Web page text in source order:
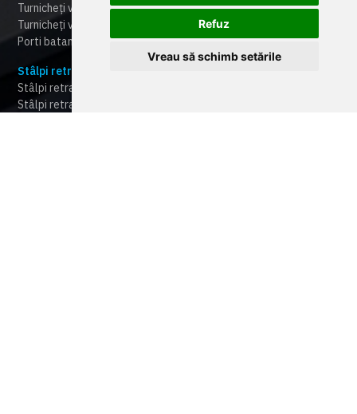
Refuz
Vreau să schimb setările
Turnicheți verticali "full-height"
Turnicheți verticali la semi-înălțime
Porti batante automate
Stâlpi retractabili automati
Stâlpi retractabili automați certificați la impact HBD
Stâlpi retractabili automați ranforsați RBD